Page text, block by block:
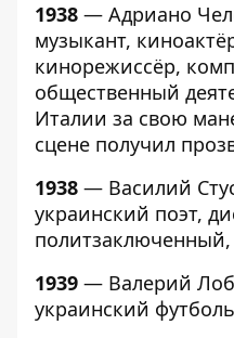
1938 — Адриано
музыкант,
кинорежиссёр,
общественный
Италии за свою
сцене получил
1938 — Василий
украинский поэт,
1939 — Валерий
украинский